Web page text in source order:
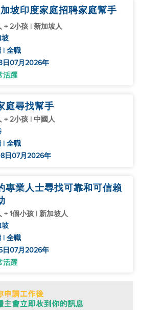
坡印度家庭招聘家庭幫手
+ 2小孩 | 新加坡人
坡
| 全職
日07月2026年
活躍
庭尋找幫手
+ 2小孩 | 中國人
| 全職
日07月2026年
專業人士尋找可靠和可信賴
+ 1個小孩 | 新加坡人
坡
| 全職
日07月2026年
活躍